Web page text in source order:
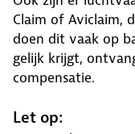
Claim of Aviclaim,
doen dit vaak op
gelijk krijgt,
compensatie.
Let op: